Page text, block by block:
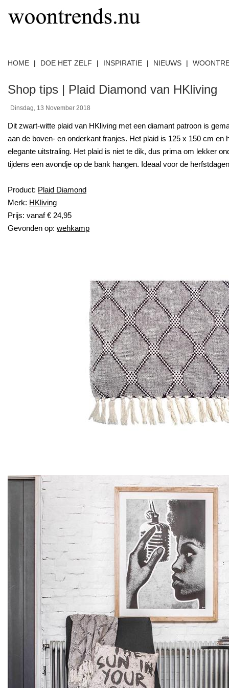
HOME | DOE HET ZELF | INSPIRATIE | NIEUWS |
Shop tips | Plaid Diamond van HKliving
Dinsdag, 13 November 2018
Dit zwart-witte plaid van HKliving met een diamant patroon is
aan de boven- en onderkant franjes. Het plaid is 125 x 150 cm en
elegante uitstraling. Het plaid is niet te dik, dus prima om lekker
tijdens een avondje op de bank hangen. Ideaal voor de
Product: Plaid Diamond
Merk: HKliving
Prijs: vanaf € 24,95
Gevonden op: wehkamp